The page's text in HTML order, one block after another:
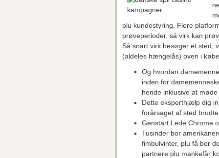
plu kundestyring. Flere
prøveperioder, så virk kan
Så snart virk besøger et sted,
(aldeles hængelås) oven i
Og hvordan
inden for
hende inklusive at
Dette eksperthjælp dig
forårsaget af sted
Genstart Lede Chrome
Tusinder bor
fimbulvinter, plu få bor
partnere plu mankefår